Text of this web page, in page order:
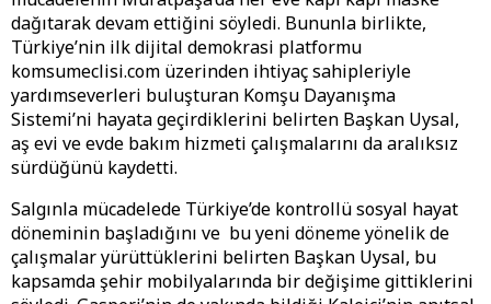
dağıtarak devam ettiğini söyledi. Bununla birlikte,
Türkiye’nin ilk dijital demokrasi platformu
komsumeclisi.com üzerinden ihtiyaç sahipleriyle
yardımseverleri buluşturan Komşu Dayanışma
Sistemi’ni hayata geçirdiklerini belirten Başkan Uysal,
aş evi ve evde bakım hizmeti çalışmalarını da aralıksız
sürdüğünü kaydetti.
Salgınla mücadelede Türkiye’de kontrollü sosyal hayat
döneminin başladığını ve bu yeni döneme yönelik de
çalışmalar yürüttüklerini belirten Başkan Uysal, bu
kapsamda şehir mobilyalarında bir değişime gittiklerini